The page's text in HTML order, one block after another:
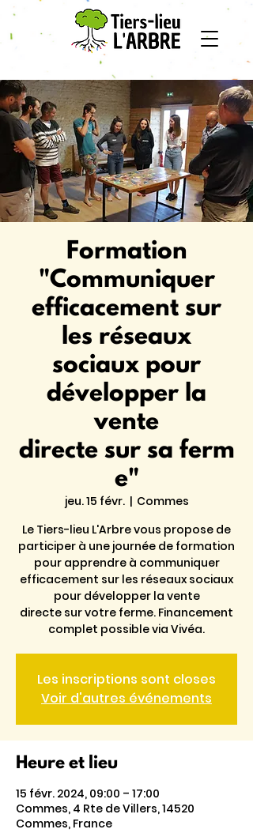
Formation
"Communiquer
efficacement sur
les réseaux
sociaux pour
développer la
vente
directe sur sa ferm
e"
jeu. 15 févr.
  |
Commes
Le Tiers-lieu L'Arbre vous propose de
participer à une journée de formation
pour apprendre à communiquer
efficacement sur les réseaux sociaux
pour développer la vente
directe sur votre ferme. Financement
complet possible via Vivéa.
Les inscriptions sont closes
Voir d'autres événements
Heure et lieu
15 févr. 2024, 09:00 – 17:00
Commes, 4 Rte de Villers, 14520
Commes, France